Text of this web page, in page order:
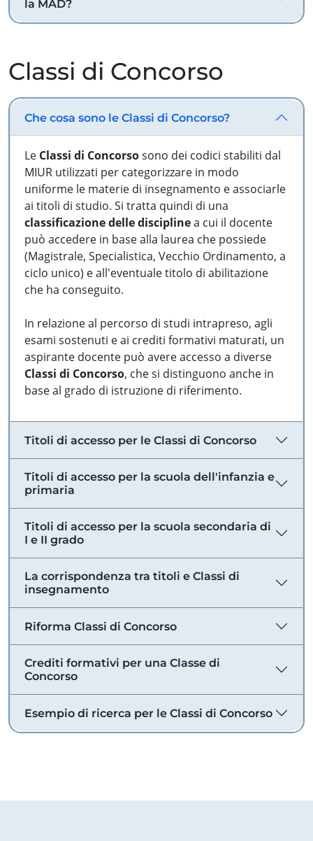
la MAD?
Classi di Concorso
Che cosa sono le Classi di Concorso?
Le Classi di Concorsosono dei codici stabiliti dal
MIUR utilizzati per categorizzare in modo
uniforme le materie di insegnamento e associarle
ai titoli di studio. Si tratta quindi di una
classificazione delle disciplinea cui il docente
può accedere in base alla laurea che possiede
(Magistrale, Specialistica, Vecchio Ordinamento, a
ciclo unico) e all'eventuale titolo di abilitazione
che ha conseguito.
In relazione al percorso di studi intrapreso, agli
esami sostenuti e ai crediti formativi maturati, un
aspirante docente può avere accesso a diverse
Classi di Concorso, che si distinguono anche in
base al grado di istruzione di riferimento.
Titoli di accesso per le Classi di Concorso
Titoli di accesso per la scuola dell'infanzia e
primaria
Titoli di accesso per la scuola secondaria di
I e II grado
La corrispondenza tra titoli e Classi di
insegnamento
Riforma Classi di Concorso
Crediti formativi per una Classe di
Concorso
Esempio di ricerca per le Classi di Concorso